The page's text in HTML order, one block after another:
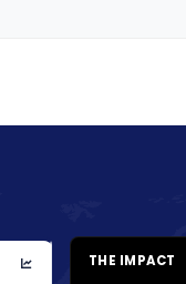
THE IMPACT